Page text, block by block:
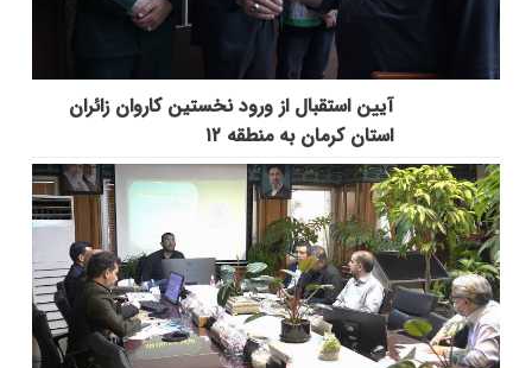
آیین استقبال از ورود نخستین کاروان زائران
استان کرمان به منطقه ۱۲